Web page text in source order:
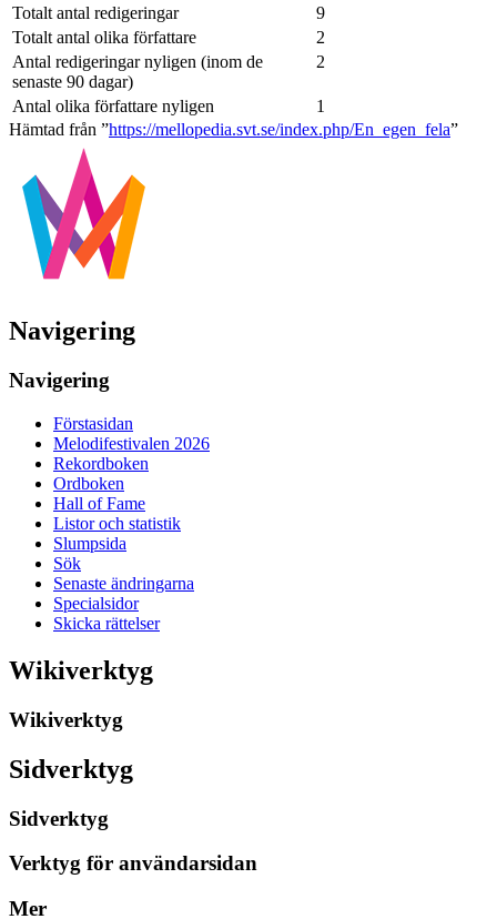
Totalt antal redigeringar
9
Totalt antal olika författare
2
Antal redigeringar nyligen (inom de
senaste 90 dagar)
2
Antal olika författare nyligen
1
Hämtad från ”https://mellopedia.svt.se/index.php/En_egen_fela”
Navigering
Navigering
Förstasidan
Melodifestivalen 2026
Rekordboken
Ordboken
Hall of Fame
Listor och statistik
Slumpsida
Sök
Senaste ändringarna
Specialsidor
Skicka rättelser
Wikiverktyg
Wikiverktyg
Sidverktyg
Sidverktyg
Verktyg för användarsidan
Mer